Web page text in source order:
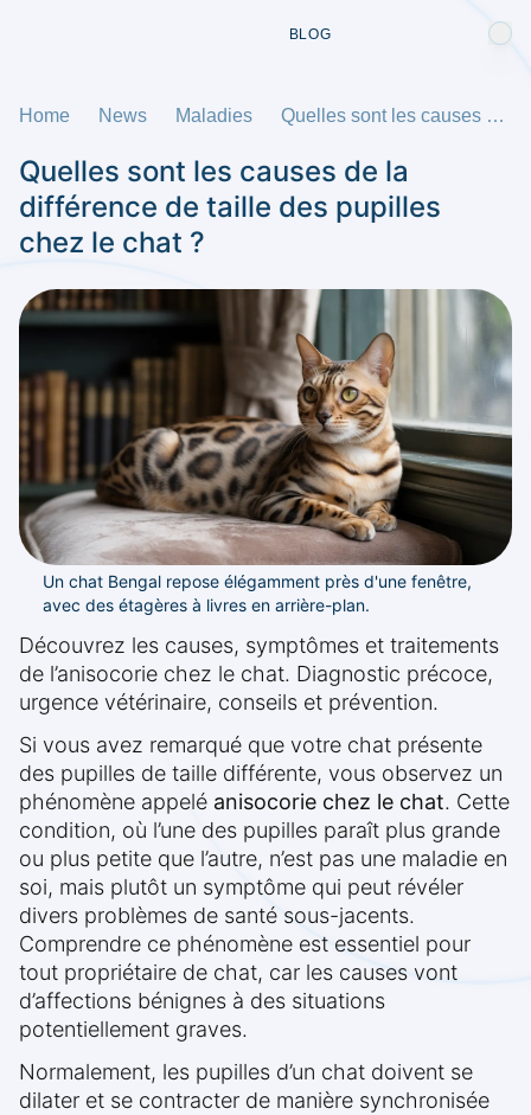
BLOG
Home News Maladies Quelles sont les causes de la différence de taille des pupilles chez le chat ?
Quelles sont les causes de la
différence de taille des pupilles
chez le chat ?
Un chat Bengal repose élégamment près d'une fenêtre,
avec des étagères à livres en arrière-plan.
Découvrez les causes, symptômes et traitements
de l’anisocorie chez le chat. Diagnostic précoce,
urgence vétérinaire, conseils et prévention.
Si vous avez remarqué que votre chat présente
des pupilles de taille différente, vous observez un
phénomène appelé anisocorie chez le chat. Cette
condition, où l’une des pupilles paraît plus grande
ou plus petite que l’autre, n’est pas une maladie en
soi, mais plutôt un symptôme qui peut révéler
divers problèmes de santé sous-jacents.
Comprendre ce phénomène est essentiel pour
tout propriétaire de chat, car les causes vont
d’affections bénignes à des situations
potentiellement graves.
Normalement, les pupilles d’un chat doivent se
dilater et se contracter de manière synchronisée